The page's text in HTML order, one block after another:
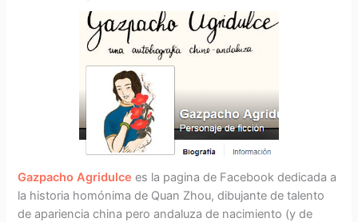
Gazpacho Agridulce es la pagina de Facebook dedicada a
la historia homónima de Quan Zhou, dibujante de talento
de apariencia china pero andaluza de nacimiento (y de